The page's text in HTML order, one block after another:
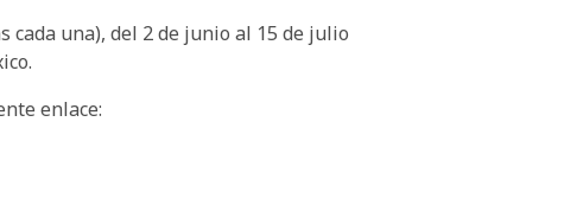
cada una), del 2 de junio al 15 de julio
enlace: